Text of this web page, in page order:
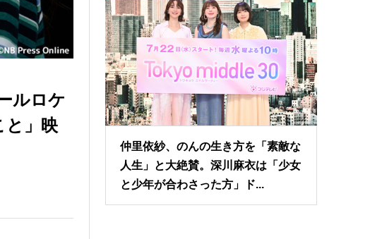
ルロケ
と」映
仲里依紗、のんの生き方を「素敵な
人生」と大絶賛。深川麻衣は「少女
と少年が合わさった方」ド...